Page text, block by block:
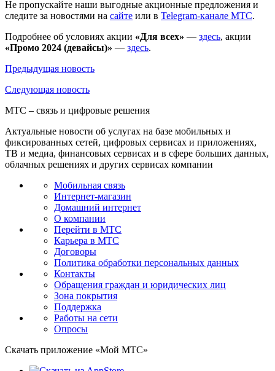
Не пропускайте наши выгодные акционные предложения и
следите за новостями на сайте или в Telegram-канале МТС.
Подробнее об условиях акции «Для всех» — здесь, акции
«Промо 2024 (девайсы)» — здесь.
Предыдущая новость
Следующая новость
МТС – связь и цифровые решения
Актуальные новости об услугах на базе мобильных и
фиксированных сетей, цифровых сервисах и приложениях,
ТВ и медиа, финансовых сервисах и в сфере больших данных,
облачных решениях и других сервисах компании
Мобильная связь
Интернет-магазин
Домашний интернет
О компании
Перейти в МТС
Карьера в МТС
Договоры
Политика обработки персональных данных
Контакты
Обращения граждан и юридических лиц
Зона покрытия
Поддержка
Работы на сети
Опросы
Скачать приложение «Мой МТС»